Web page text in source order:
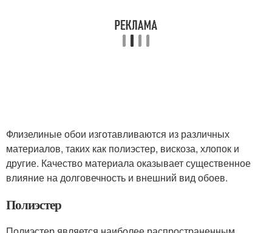
Флизелиные обои изготавливаются из различных
материалов, таких как полиэстер, вискоза, хлопок и
другие. Качество материала оказывает существенное
влияние на долговечность и внешний вид обоев.
Полиэстер